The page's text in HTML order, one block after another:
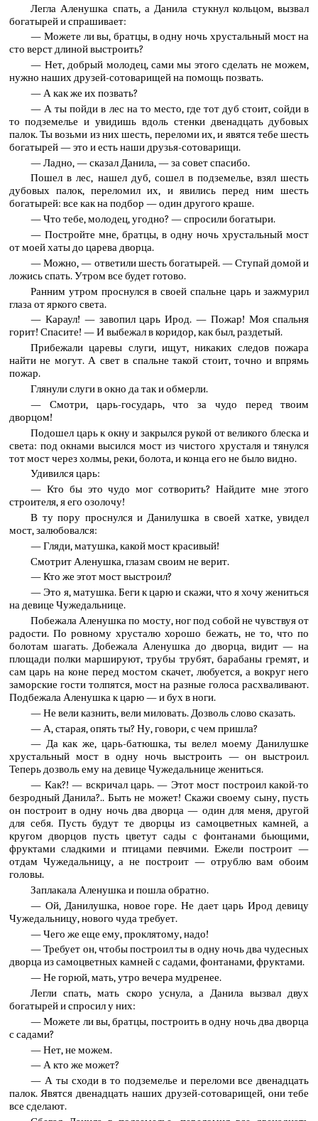
Легла Аленушка спать, а Данила стукнул кольцом, вызвал
богатырей и спрашивает:
— Можете ли вы, братцы, в одну ночь хрустальный мост на
сто верст длиной выстроить?
— Нет, добрый молодец, сами мы этого сделать не можем,
нужно наших друзей-сотоварищей на помощь позвать.
— А как же их позвать?
— А ты пойди в лес на то место, где тот дуб стоит, сойди в
то подземелье и увидишь вдоль стенки двенадцать дубовых
палок. Ты возьми из них шесть, переломи их, и явятся тебе шесть
богатырей — это и есть наши друзья-сотоварищи.
— Ладно, — сказал Данила, — за совет спасибо.
Пошел в лес, нашел дуб, сошел в подземелье, взял шесть
дубовых палок, переломил их, и явились перед ним шесть
богатырей: все как на подбор — один другого краше.
— Что тебе, молодец, угодно? — спросили богатыри.
— Постройте мне, братцы, в одну ночь хрустальный мост
от моей хаты до царева дворца.
— Можно, — ответили шесть богатырей. — Ступай домой и
ложись спать. Утром все будет готово.
Ранним утром проснулся в своей спальне царь и зажмурил
глаза от яркого света.
— Караул! — завопил царь Ирод. — Пожар! Моя спальня
горит! Спасите! — И выбежал в коридор, как был, раздетый.
Прибежали царевы слуги, ищут, никаких следов пожара
найти не могут. А свет в спальне такой стоит, точно и впрямь
пожар.
Глянули слуги в окно да так и обмерли.
— Смотри, царь-государь, что за чудо перед твоим
дворцом!
Подошел царь к окну и закрылся рукой от великого блеска и
света: под окнами высился мост из чистого хрусталя и тянулся
тот мост через холмы, реки, болота, и конца его не было видно.
Удивился царь:
— Кто бы это чудо мог сотворить? Найдите мне этого
строителя, я его озолочу!
В ту пору проснулся и Данилушка в своей хатке, увидел
мост, залюбовался:
— Гляди, матушка, какой мост красивый!
Смотрит Аленушка, глазам своим не верит.
— Кто же этот мост выстроил?
— Это я, матушка. Беги к царю и скажи, что я хочу жениться
на девице Чужедальнице.
Побежала Аленушка по мосту, ног под собой не чувствуя от
радости. По ровному хрусталю хорошо бежать, не то, что по
болотам шагать. Добежала Аленушка до дворца, видит — на
площади полки маршируют, трубы трубят, барабаны гремят, и
сам царь на коне перед мостом скачет, любуется, а вокруг него
заморские гости толпятся, мост на разные голоса расхваливают.
Подбежала Аленушка к царю — и бух в ноги.
— Не вели казнить, вели миловать. Дозволь слово сказать.
— А, старая, опять ты? Ну, говори, с чем пришла?
— Да как же, царь-батюшка, ты велел моему Данилушке
хрустальный мост в одну ночь выстроить — он выстроил.
Теперь дозволь ему на девице Чужедальнице жениться.
— Как?! — вскричал царь. — Этот мост построил какой-то
безродный Данила?.. Быть не может! Скажи своему сыну, пусть
он построит в одну ночь два дворца — один для меня, другой
для себя. Пусть будут те дворцы из самоцветных камней, а
кругом дворцов пусть цветут сады с фонтанами бьющими,
фруктами сладкими и птицами певчими. Ежели построит —
отдам Чужедальницу, а не построит — отрублю вам обоим
головы.
Заплакала Аленушка и пошла обратно.
— Ой, Данилушка, новое горе. Не дает царь Ирод девицу
Чужедальницу, нового чуда требует.
— Чего же еще ему, проклятому, надо!
— Требует он, чтобы построил ты в одну ночь два чудесных
дворца из самоцветных камней с садами, фонтанами, фруктами.
— Не горюй, мать, утро вечера мудренее.
Легли спать, мать скоро уснула, а Данила вызвал двух
богатырей и спросил у них:
— Можете ли вы, братцы, построить в одну ночь два дворца
с садами?
— Нет, не можем.
— А кто же может?
— А ты сходи в то подземелье и переломи все двенадцать
палок. Явятся двенадцать наших друзей-сотоварищей, они тебе
все сделают.